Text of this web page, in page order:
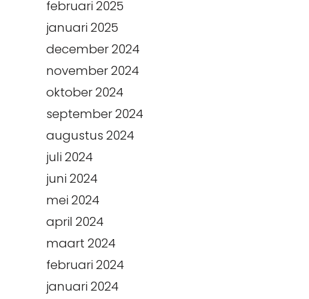
februari 2025
januari 2025
december 2024
november 2024
oktober 2024
september 2024
augustus 2024
juli 2024
juni 2024
mei 2024
april 2024
maart 2024
februari 2024
januari 2024